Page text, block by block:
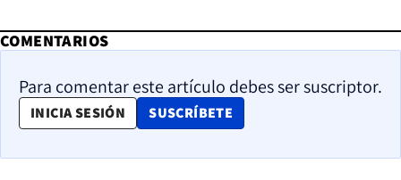
COMENTARIOS
Para comentar este artículo debes ser suscriptor.
INICIA SESIÓN SUSCRÍBETE
OPENS IN NEW WINDOW